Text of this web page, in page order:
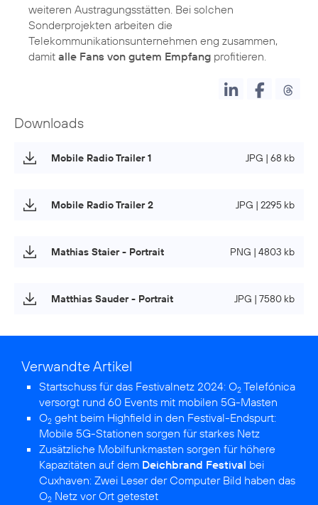
weiteren Austragungsstätten. Bei solchen
Sonderprojekten arbeiten die
Telekommunikationsunternehmen eng zusammen,
damit alle Fans von gutem Empfang profitieren.
Downloads
Mobile Radio Trailer 1 JPG | 68 kb
Mobile Radio Trailer 2 JPG | 2295 kb
Mathias Staier - Portrait PNG | 4803 kb
Matthias Sauder - Portrait JPG | 7580 kb
Verwandte Artikel
Startschuss für das Festivalnetz 2024: O2 Telefónica
versorgt rund 60 Events mit mobilen 5G-Masten
O2 geht beim Highfield in den Festival-Endspurt:
Mobile 5G-Stationen sorgen für starkes Netz
Zusätzliche Mobilfunkmasten sorgen für höhere
Kapazitäten auf dem Deichbrand Festival bei
Cuxhaven: Zwei Leser der Computer Bild haben das
O2 Netz vor Ort getestet